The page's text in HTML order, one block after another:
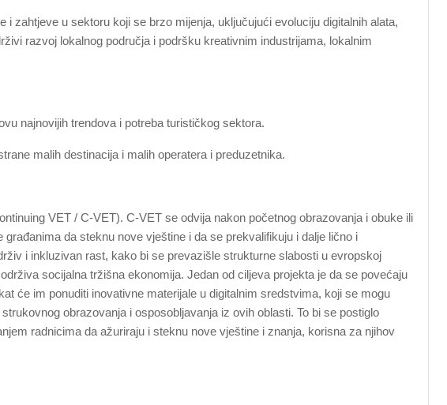
zahtjeve u sektoru koji se brzo mijenja, uključujući evoluciju digitalnih alata,
razvoj lokalnog područja i podršku kreativnim industrijama, lokalnim
najnovijih trendova i potreba turističkog sektora.
malih destinacija i malih operatera i preduzetnika.
VET / C-VET). C-VET se odvija nakon početnog obrazovanja i obuke ili
da steknu nove vještine i da se prekvalifikuju i dalje lično i
i inkluzivan rast, kako bi se prevazišle strukturne slabosti u evropskoj
socijalna tržišna ekonomija. Jedan od ciljeva projekta je da se povećaju
će im ponuditi inovativne materijale u digitalnim sredstvima, koji se mogu
obrazovanja i osposobljavanja iz ovih oblasti. To bi se postiglo
radnicima da ažuriraju i steknu nove vještine i znanja, korisna za njihov